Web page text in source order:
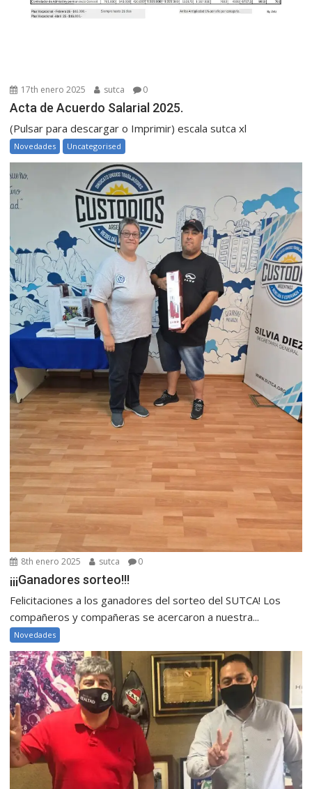
17th enero 2025 sutca 0
Acta de Acuerdo Salarial 2025.
(Pulsar para descargar o Imprimir) escala sutca xl
Novedades Uncategorised
8th enero 2025 sutca 0
¡¡¡Ganadores sorteo!!!
Felicitaciones a los ganadores del sorteo del SUTCA! Los
compañeros y compañeras se acercaron a nuestra...
Novedades